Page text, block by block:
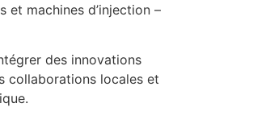
et machines d’injection –
des innovations
collaborations locales et